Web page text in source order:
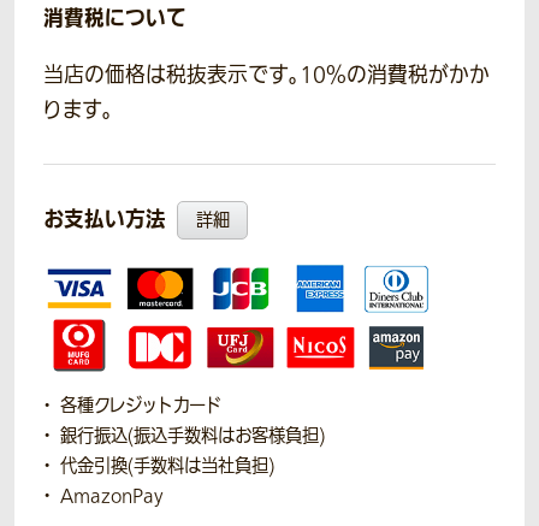
消費税について
当店の価格は税抜表示です。10％の消費税がかか
ります。
お支払い方法 詳細
各種クレジットカード
銀行振込(振込手数料はお客様負担)
代金引換(手数料は当社負担)
AmazonPay